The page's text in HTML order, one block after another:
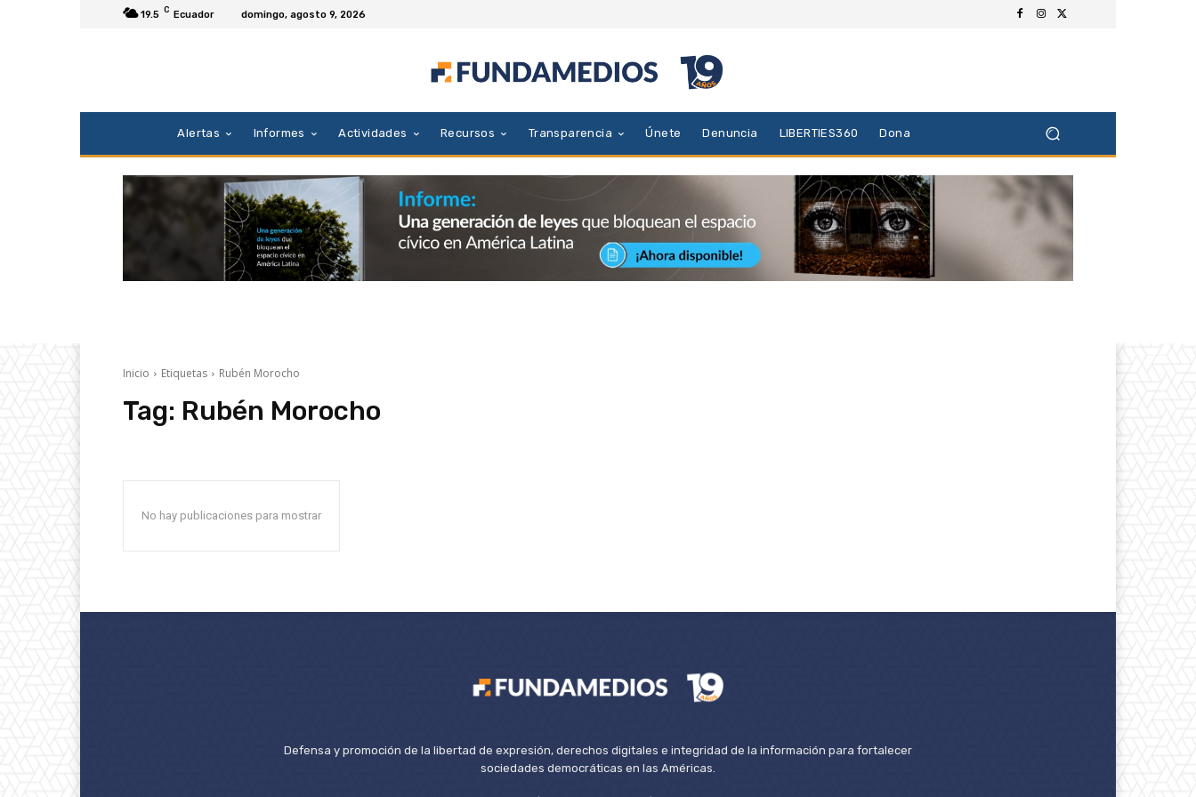
19.5 C Ecuador domingo, agosto 9, 2026
Alertas Informes Actividades Recursos Transparencia Únete Denuncia LIBERTIES360 Dona
Inicio Etiquetas Rubén Morocho
Tag: Rubén Morocho
No hay publicaciones para mostrar
Defensa y promoción de la libertad de expresión, derechos digitales e integridad de la información para fortalecer
sociedades democráticas en las Américas.